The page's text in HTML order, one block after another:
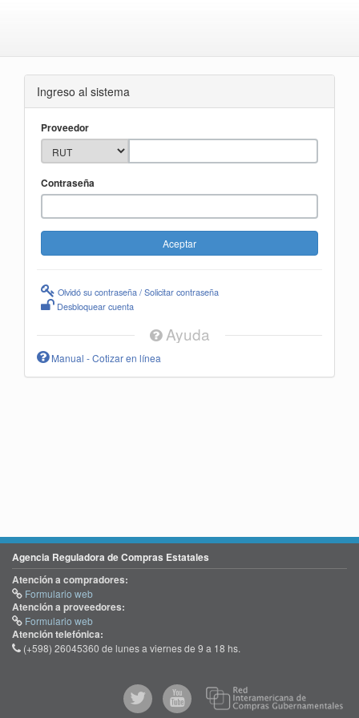
Ingreso al sistema
Proveedor
Contraseña
Olvidó su contraseña / Solicitar contraseña
Desbloquear cuenta
Ayuda
Manual - Cotizar en línea
Agencia Reguladora de Compras Estatales
Atención a compradores:
Formulario web
Atención a proveedores:
Formulario web
Atención telefónica:
(+598) 26045360 de lunes a viernes de 9 a 18 hs.
@comprasgubuy
ACCE